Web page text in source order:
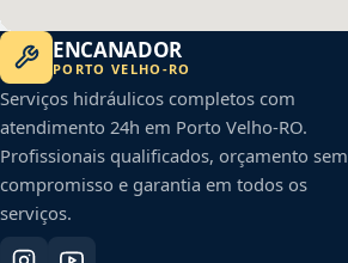
ENCANADOR
PORTO VELHO -RO
Serviços hidráulicos completos com
atendimento 24h em Porto Velho-RO.
Profissionais qualificados, orçamento sem
compromisso e garantia em todos os
serviços.